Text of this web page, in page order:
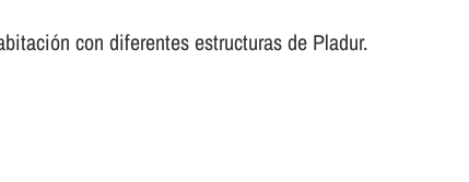
con diferentes estructuras de Pladur.